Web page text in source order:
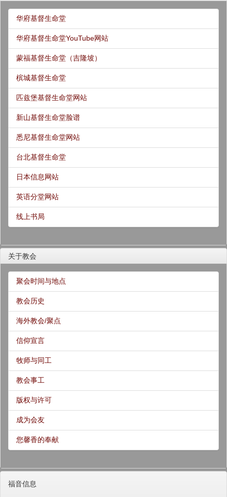
华府基督生命堂
华府基督生命堂YouTube网站
蒙福基督生命堂（吉隆坡）
槟城基督生命堂
匹兹堡基督生命堂网站
新山基督生命堂脸谱
悉尼基督生命堂网站
台北基督生命堂
日本信息网站
英语分堂网站
线上书局
关于教会
聚会时间与地点
教会历史
海外教会/聚点
信仰宣言
牧师与同工
教会事工
版权与许可
成为会友
您馨香的奉献
福音信息